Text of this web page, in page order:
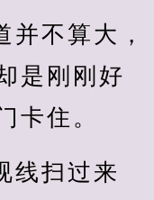
并不算大，
是刚刚好
卡住。
线扫过来